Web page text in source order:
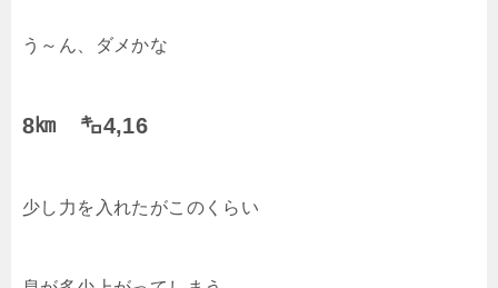
う～ん、ダメかな
8㎞ ㌔4,16
少し力を入れたがこのくらい